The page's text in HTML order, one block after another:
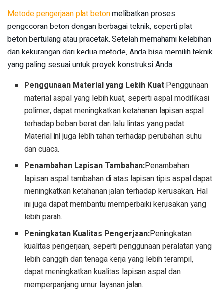
Metode pengerjaan plat betonmelibatkan proses
pengecoran beton dengan berbagai teknik, seperti plat
beton bertulang atau pracetak. Setelah memahami kelebihan
dan kekurangan dari kedua metode, Anda bisa memilih teknik
yang paling sesuai untuk proyek konstruksi Anda.
Penggunaan Material yang Lebih Kuat:Penggunaan
material aspal yang lebih kuat, seperti aspal modifikasi
polimer, dapat meningkatkan ketahanan lapisan aspal
terhadap beban berat dan lalu lintas yang padat.
Material ini juga lebih tahan terhadap perubahan suhu
dan cuaca.
Penambahan Lapisan Tambahan:Penambahan
lapisan aspal tambahan di atas lapisan tipis aspal dapat
meningkatkan ketahanan jalan terhadap kerusakan. Hal
ini juga dapat membantu memperbaiki kerusakan yang
lebih parah.
Peningkatan Kualitas Pengerjaan:Peningkatan
kualitas pengerjaan, seperti penggunaan peralatan yang
lebih canggih dan tenaga kerja yang lebih terampil,
dapat meningkatkan kualitas lapisan aspal dan
memperpanjang umur layanan jalan.